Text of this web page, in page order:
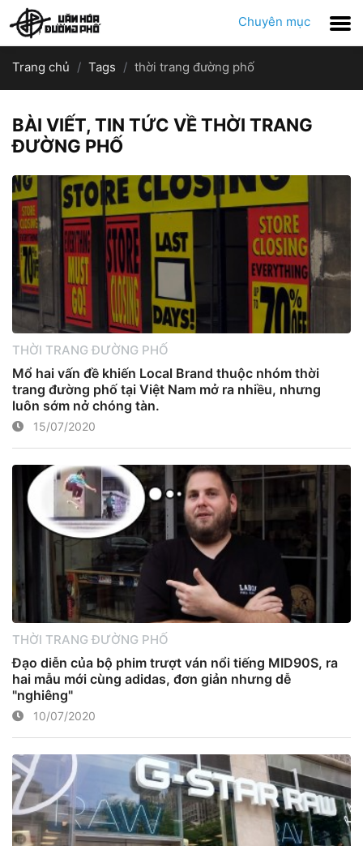
Chuyên mục
Trang chủ Tags thời trang đường phố
BÀI VIẾT, TIN TỨC VỀ THỜI TRANG
ĐƯỜNG PHỐ
THỜI TRANG ĐƯỜNG PHỐ
Mổ hai vấn đề khiến Local Brand thuộc nhóm thời
trang đường phố tại Việt Nam mở ra nhiều, nhưng
luôn sớm nở chóng tàn.
15/07/2020
THỜI TRANG ĐƯỜNG PHỐ
Đạo diễn của bộ phim trượt ván nổi tiếng MID90S, ra
hai mẫu mới cùng adidas, đơn giản nhưng dễ
"nghiêng"
10/07/2020